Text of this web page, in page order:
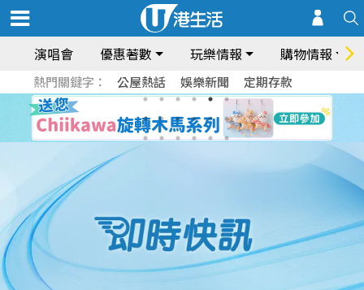
演唱會 優惠著數 玩樂情報 購物情報
熱門關鍵字： 公屋熱話 娛樂新聞 定期存款